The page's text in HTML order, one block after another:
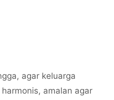
, agar keluarga
, amalan agar